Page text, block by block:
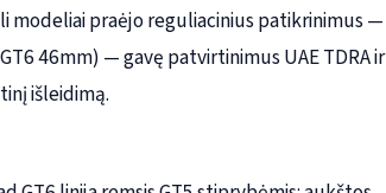
modeliai praėjo reguliacinius patikrinimus —
46mm) — gavę patvirtinimus UAE TDRA ir
išleidimą.